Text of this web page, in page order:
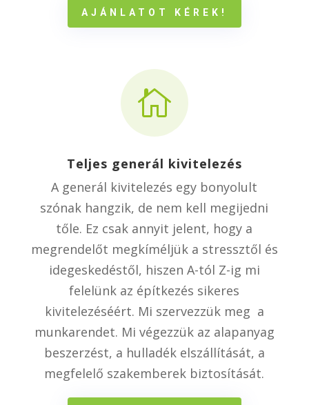
AJÁNLATOT KÉREK!

Teljes generál kivitelezés
A generál kivitelezés egy bonyolult
szónak hangzik, de nem kell megijedni
tőle. Ez csak annyit jelent, hogy a
megrendelőt megkíméljük a stressztől és
idegeskedéstől, hiszen A-tól Z-ig mi
felelünk az építkezés sikeres
kivitelezéséért. Mi szervezzük meg a
munkarendet. Mi végezzük az alapanyag
beszerzést, a hulladék elszállítását, a
megfelelő szakemberek biztosítását.